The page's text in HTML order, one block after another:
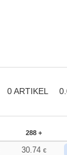
0ARTIKEL
288 +
30.74 €